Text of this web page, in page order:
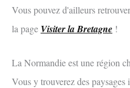
Vous pouvez d'ailleurs
la page Visiter la Bretagne !
La Normandie est une région
Vous y trouverez des paysages